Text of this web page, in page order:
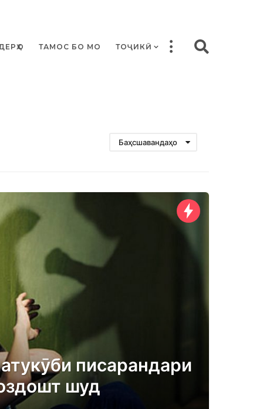
ТАМОС БО МО ТОҶИКӢ
Баҳсшавандаҳо
писарандари
шуд